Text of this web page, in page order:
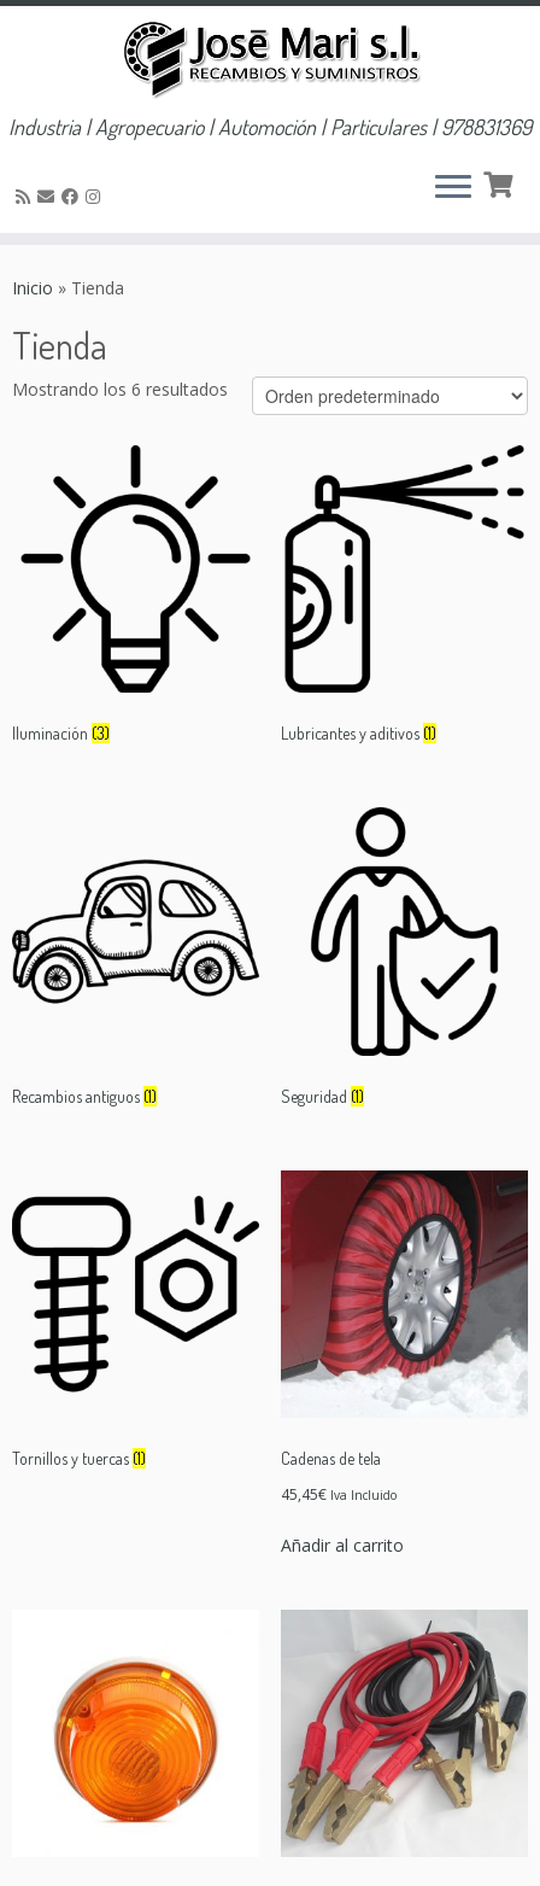
Industria | Agropecuario | Automoción | Particulares | 978831369
Inicio » Tienda
Tienda
Mostrando los 6 resultados
Iluminación (3) Lubricantes y aditivos (1)
Recambios antiguos (1) Seguridad (1)
Tornillos y tuercas (1)
Cadenas de tela
45,45€ Iva Incluido
Añadir al carrito